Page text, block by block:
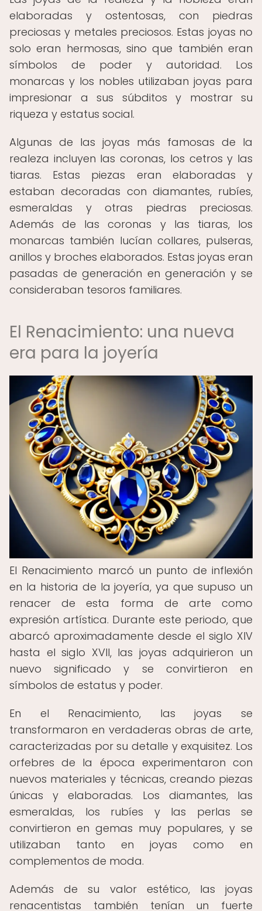
elaboradas y ostentosas, con piedras
preciosas y metales preciosos. Estas joyas no
solo eran hermosas, sino que también eran
símbolos de poder y autoridad. Los
monarcas y los nobles utilizaban joyas para
impresionar a sus súbditos y mostrar su
riqueza y estatus social.
Algunas de las joyas más famosas de la
realeza incluyen las coronas, los cetros y las
tiaras. Estas piezas eran elaboradas y
estaban decoradas con diamantes, rubíes,
esmeraldas y otras piedras preciosas.
Además de las coronas y las tiaras, los
monarcas también lucían collares, pulseras,
anillos y broches elaborados. Estas joyas eran
pasadas de generación en generación y se
consideraban tesoros familiares.
El Renacimiento: una nueva
era para la joyería
El Renacimiento marcó un punto de inflexión
en la historia de la joyería, ya que supuso un
renacer de esta forma de arte como
expresión artística. Durante este periodo, que
abarcó aproximadamente desde el siglo XIV
hasta el siglo XVII, las joyas adquirieron un
nuevo significado y se convirtieron en
símbolos de estatus y poder.
En el Renacimiento, las joyas se
transformaron en verdaderas obras de arte,
caracterizadas por su detalle y exquisitez. Los
orfebres de la época experimentaron con
nuevos materiales y técnicas, creando piezas
únicas y elaboradas. Los diamantes, las
esmeraldas, los rubíes y las perlas se
convirtieron en gemas muy populares, y se
utilizaban tanto en joyas como en
complementos de moda.
Además de su valor estético, las joyas
renacentistas también tenían un fuerte